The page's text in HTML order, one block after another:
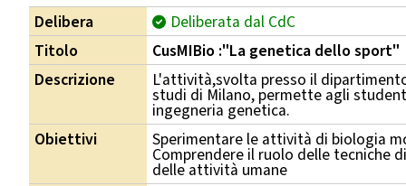
Delibera
Deliberata dal CdC
Titolo
CusMIBio :"La genetica dello sport"
Descrizione
L'attività,svolta presso il
studi di Milano, permette agli
ingegneria genetica.
Obiettivi
Sperimentare le attività di biologia
Comprendere il ruolo delle tecniche
delle attività umane